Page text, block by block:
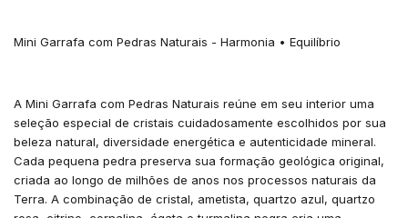
Mini Garrafa com Pedras Naturais - Harmonia • Equilíbrio
A Mini Garrafa com Pedras Naturais reúne em seu interior uma
seleção especial de cristais cuidadosamente escolhidos por sua
beleza natural, diversidade energética e autenticidade mineral.
Cada pequena pedra preserva sua formação geológica original,
criada ao longo de milhões de anos nos processos naturais da
Terra. A combinação de cristal, ametista, quartzo azul, quartzo